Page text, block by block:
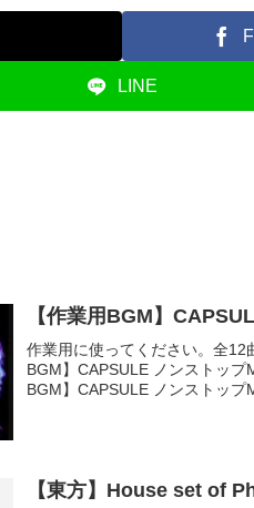
LINE
【作業用BGM】
作業用に使ってください。全12
BGM】CAPSULE ノンストッ
BGM】CAPSULE ノンストップ
【東方】House set of